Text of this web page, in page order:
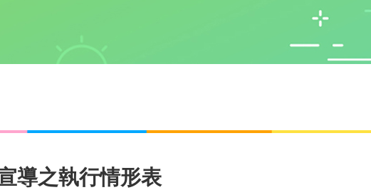
導之執行情形表